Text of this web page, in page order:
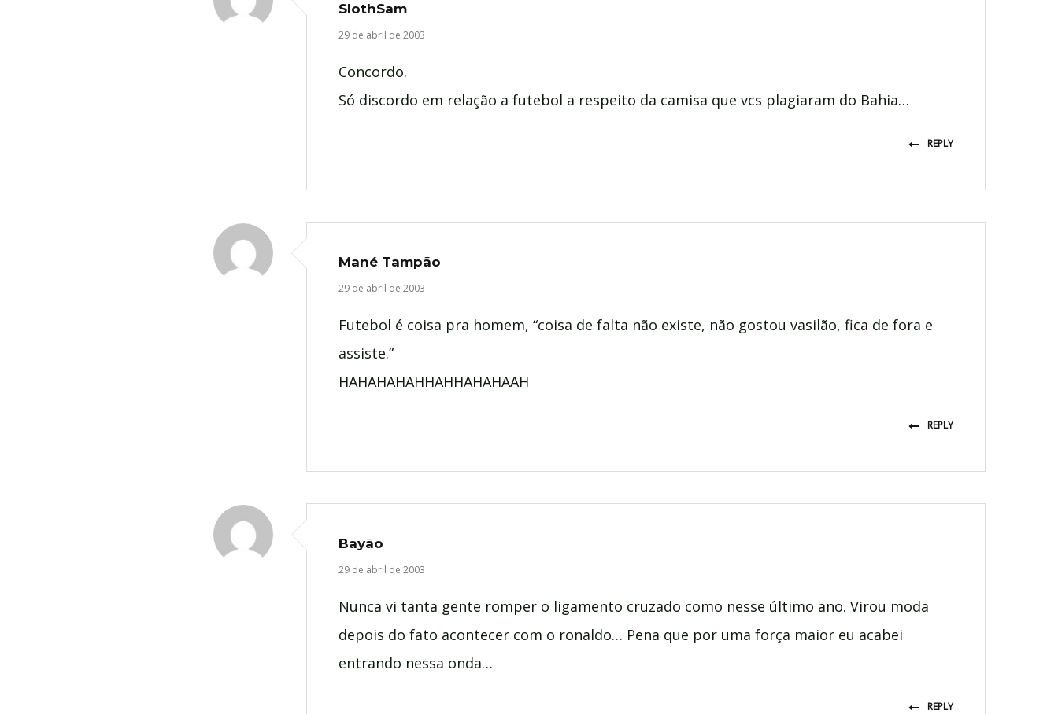
SlothSam
29 de abril de 2003
Concordo.
Só discordo em relação a futebol a respeito da camisa que vcs plagiaram do Bahia…
REPLY
Mané Tampão
29 de abril de 2003
Futebol é coisa pra homem, “coisa de falta não existe, não gostou vasilão, fica de fora e
assiste.”
HAHAHAHAHHAHHAHAHAAH
REPLY
Bayão
29 de abril de 2003
Nunca vi tanta gente romper o ligamento cruzado como nesse último ano. Virou moda
depois do fato acontecer com o ronaldo… Pena que por uma força maior eu acabei
entrando nessa onda…
REPLY